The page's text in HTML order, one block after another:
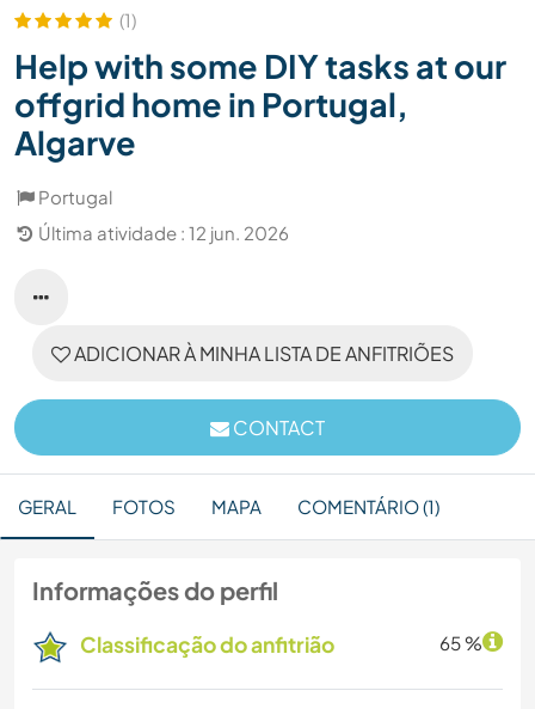
(1)
Help with some DIY tasks at our
offgrid home in Portugal,
Algarve
Portugal
Última atividade : 12 jun. 2026
ADICIONAR À MINHA LISTA DE ANFITRIÕES
CONTACT
GERAL FOTOS MAPA COMENTÁRIO (1)
Informações do perfil
Classificação do anfitrião 65 %